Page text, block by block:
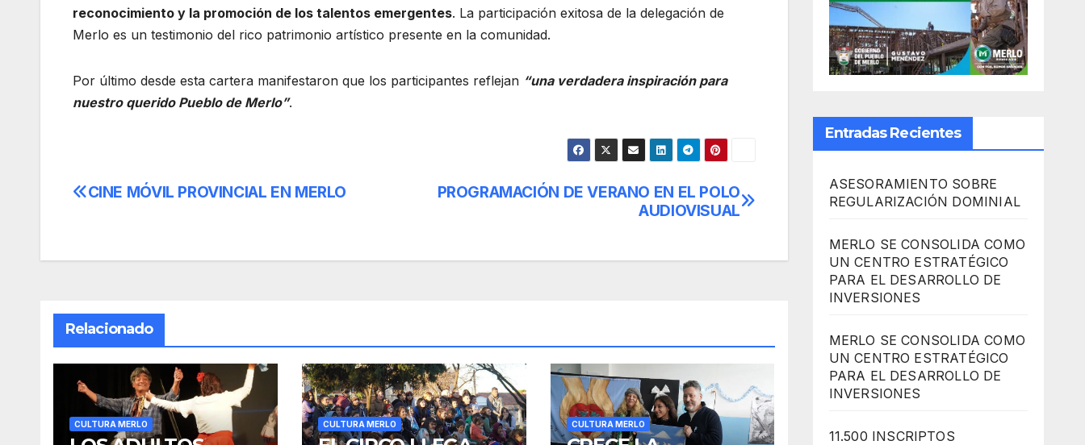
reconocimiento y la promoción de los talentos emergentes. La participación exitosa de la delegación de
Merlo es un testimonio del rico patrimonio artístico presente en la comunidad.
Por último desde esta cartera manifestaron que los participantes reflejan “una verdadera inspiración para
nuestro querido Pueblo de Merlo”.
Navegación
entradas
PROGRAMACIÓN DE VERANO EN EL POLO
AUDIOVISUAL
CINE MÓVIL PROVINCIAL EN MERLO
Relacionado
CULTURA MERLO CULTURA MERLO CULTURA MERLO
Entradas Recientes
ASESORAMIENTO SOBRE
REGULARIZACIÓN DOMINIAL
MERLO SE CONSOLIDA COMO
UN CENTRO ESTRATÉGICO
PARA EL DESARROLLO DE
INVERSIONES
MERLO SE CONSOLIDA COMO
UN CENTRO ESTRATÉGICO
PARA EL DESARROLLO DE
INVERSIONES
11.500 INSCRIPTOS